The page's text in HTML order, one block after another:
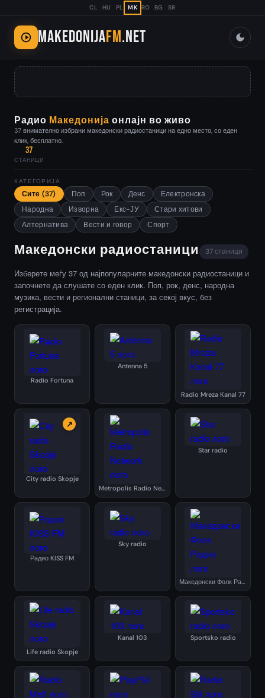
CL HU PL MK RO BG SR
MakedonijaFM.net
Радио Македонија онлајн во живо
37 внимателно избрани македонски радиостаници на едно место, со еден
клик, бесплатно.
37
СТАНИЦИ
КАТЕГОРИЈА
Сите (37) Поп Рок Денс
Електронска
Народна
Изворна Екс-ЈУ
Стари хитови
Алтернатива
Вести и говор Спорт
Македонски радиостаници 37 станици
Изберете меѓу 37 од најпопуларните македонски радиостаници и
започнете да слушате со еден клик. Поп, рок, денс, народна
музика, вести и регионални станици, за секој вкус, без
регистрација.
Radio Fortuna
Antenna 5
Radio Mreza Kanal 77
↗
City radio Skopje
Metropolis Radio Network
Star radio
Радио KISS FM
Sky radio
Македонски Фолк Радио
Life radio Skopje
Kanal 103 Sportsko radio